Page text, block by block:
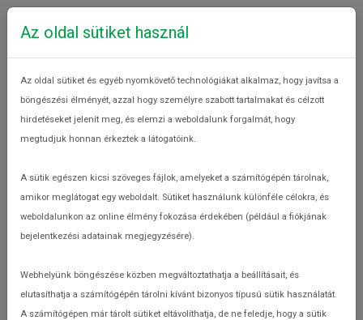
Vásárláskor
Mit tehetek
Az oldal sütiket használ
Az oldal sütiket és egyéb nyomkövető technológiákat alkalmaz, hogy javítsa a
böngészési élményét, azzal hogy személyre szabott tartalmakat és célzott
hirdetéseket jelenít meg, és elemzi a weboldalunk forgalmát, hogy
megtudjuk honnan érkeztek a látogatóink.
A sütik egészen kicsi szöveges fájlok, amelyeket a számítógépén tárolnak,
amikor meglátogat egy weboldalt. Sütiket használunk különféle célokra, és
weboldalunkon az online élmény fokozása érdekében (például a fiókjának
bejelentkezési adatainak megjegyzésére).
Webhelyünk böngészése közben megváltoztathatja a beállításait, és
elutasíthatja a számítógépén tárolni kívánt bizonyos típusú sütik használatát.
A számítógépen már tárolt sütiket eltávolíthatja, de ne feledje, hogy a sütik